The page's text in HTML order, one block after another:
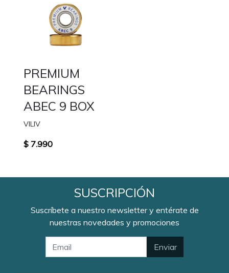
PREMIUM
BEARINGS
ABEC 9 BOX
VILIV
$ 7.990
SUSCRIPCIÓN
Suscríbete a nuestro newsletter y entérate de
nuestras novedades y promociones
Enviar